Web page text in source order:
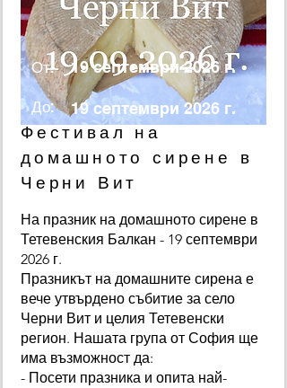
От:
До:
19 септември 2026 г.
19 септември 2026 г.
Фестивал на
домашното сирене в
Черни Вит
На празник на домашното сирене в
Тетевенския Балкан - 19 септември
2026 г.
Празникът на домашните сирена е
вече утвърдено събитие за село
Черни Вит и целия Тетевенски
регион. Нашата група от София ще
има възможност да:
- Посети празника и опита най-